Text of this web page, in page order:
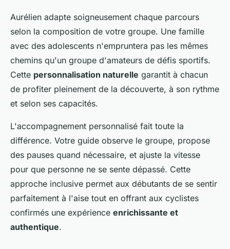
Aurélien adapte soigneusement chaque parcours
selon la composition de votre groupe. Une famille
avec des adolescents n'empruntera pas les mêmes
chemins qu'un groupe d'amateurs de défis sportifs.
Cette personnalisation naturelle garantit à chacun
de profiter pleinement de la découverte, à son rythme
et selon ses capacités.
L'accompagnement personnalisé fait toute la
différence. Votre guide observe le groupe, propose
des pauses quand nécessaire, et ajuste la vitesse
pour que personne ne se sente dépassé. Cette
approche inclusive permet aux débutants de se sentir
parfaitement à l'aise tout en offrant aux cyclistes
confirmés une expérience enrichissante et
authentique.